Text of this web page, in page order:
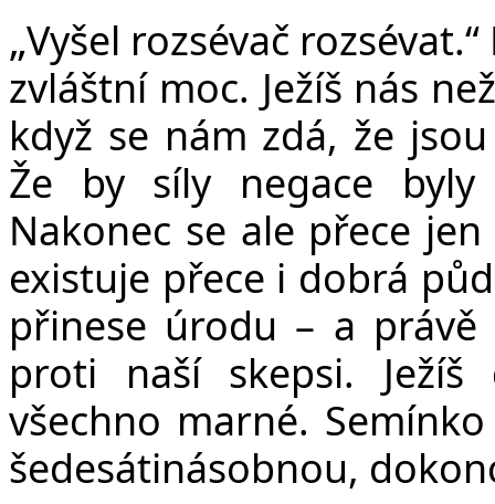
„Vyšel rozsévač
zvláštní moc. Ježíš nás
když se nám zdá, že
Že by síly negace
Nakonec se ale přece
existuje přece i dobrá
přinese úrodu – a
proti naší skepsi.
všechno marné.
šedesátinásobnou,